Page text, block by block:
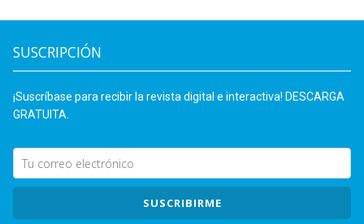
SUSCRIPCIÓN
¡Suscríbase para recibir la revista digital e interactiva! DESCARGA
GRATUITA.
SUSCRIBIRME